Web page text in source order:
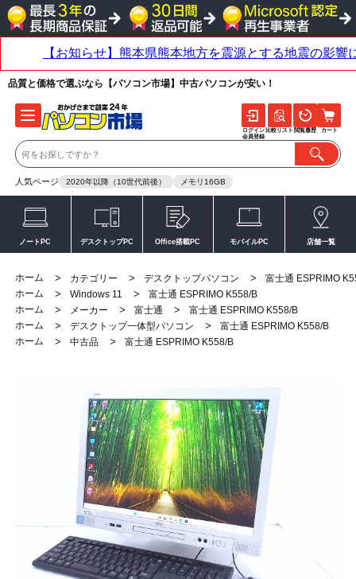
品質と価格で選ぶなら【パソコン市場】中古パソコンが安い！
人気ページ 2020年以降（10世代前後） メモリ16GB
ログイン
会員登録
比較リスト 閲覧履歴 カート
ノートPC デスクトップPC Office搭載PC モバイルPC 店舗一覧
ホーム > カテゴリー > デスクトップパソコン >
富士通 ESPRIMO
ホーム
> Windows 11 >
富士通 ESPRIMO K558/B
ホーム
> メーカー > 富士通 >
富士通 ESPRIMO K558/B
ホーム
> デスクトップ一体型パソコン >
富士通 ESPRIMO K558/B
ホーム
> 中古品 > 富士通 ESPRIMO K558/B